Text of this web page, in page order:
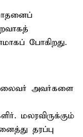
போகிறது.
அவர்களை
மலரவிருக்கும்
தரப்பு